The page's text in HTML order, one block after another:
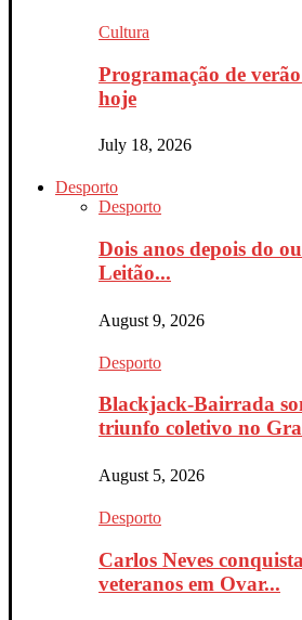
Cultura
Programação de
hoje
July 18, 2026
Desporto
Desporto
Dois anos depois do
Leitão...
August 9, 2026
Desporto
Blackjack-Bairrada
triunfo coletivo no
August 5, 2026
Desporto
Carlos Neves
veteranos em Ovar...